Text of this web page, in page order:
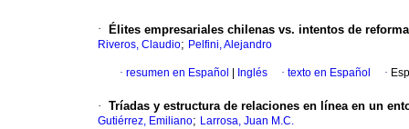
· Élites empresariales chilenas vs. intentos de
Riveros, Claudio; Pelfini, Alejandro
· resumen en Español | Inglés · texto en Español ·
· Tríadas y estructura de relaciones en línea en un
Gutiérrez, Emiliano; Larrosa, Juan M.C.